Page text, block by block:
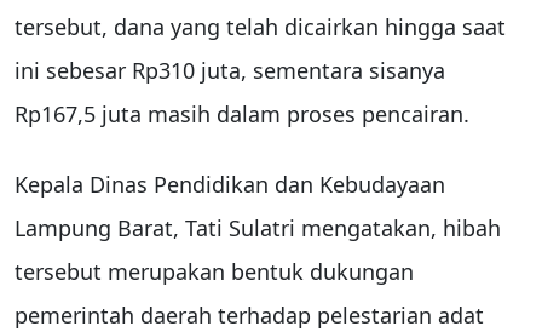
tersebut, dana yang telah dicairkan hingga saat
ini sebesar Rp310 juta, sementara sisanya
Rp167,5 juta masih dalam proses pencairan.
Kepala Dinas Pendidikan dan Kebudayaan
Lampung Barat, Tati Sulatri mengatakan, hibah
tersebut merupakan bentuk dukungan
pemerintah daerah terhadap pelestarian adat